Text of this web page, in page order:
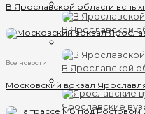
В Ярославской
В Ярославской
Ярославские
В Ярославской области
Все новости
Московский вокзал